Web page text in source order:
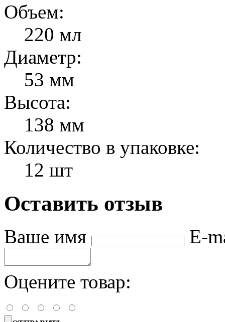
Объем:
220 мл
Диаметр:
53 мм
Высота:
138 мм
Количество в упаковке:
12 шт
Оставить отзыв
Ваше имя E-
Оцените товар: